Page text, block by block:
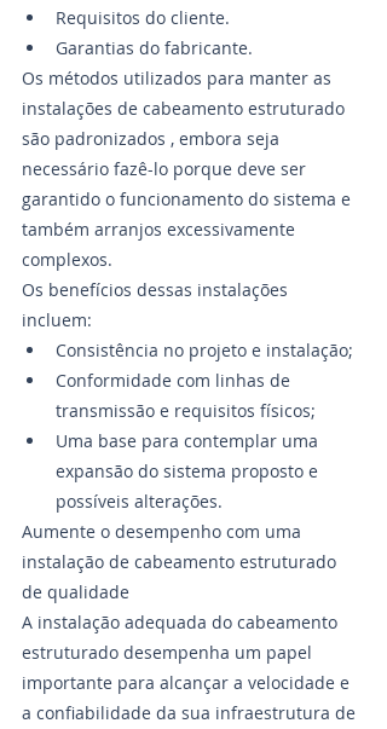
Requisitos do cliente.
Garantias do fabricante.
Os métodos utilizados para manter as
instalações de cabeamento estruturado
são padronizados , embora seja
necessário fazê-lo porque deve ser
garantido o funcionamento do sistema e
também arranjos excessivamente
complexos.
Os benefícios dessas instalações
incluem:
Consistência no projeto e instalação;
Conformidade com linhas de
transmissão e requisitos físicos;
Uma base para contemplar uma
expansão do sistema proposto e
possíveis alterações.
Aumente o desempenho com uma
instalação de cabeamento estruturado
de qualidade
A instalação adequada do cabeamento
estruturado desempenha um papel
importante para alcançar a velocidade e
a confiabilidade da sua infraestrutura de